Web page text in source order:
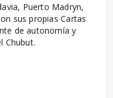
Puerto Madryn,
sus propias Cartas
de autonomía y
Chubut.